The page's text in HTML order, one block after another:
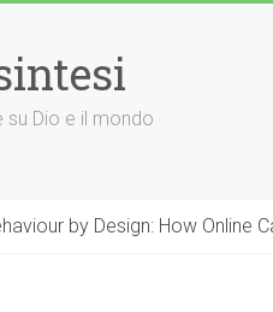
su Dio e il mondo
by Design: How Online